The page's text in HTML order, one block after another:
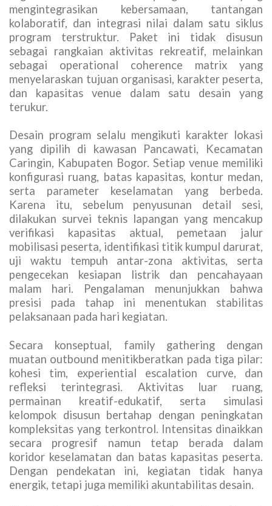
mengintegrasikan kebersamaan, tantangan
kolaboratif, dan integrasi nilai dalam satu siklus
program terstruktur. Paket ini tidak disusun
sebagai rangkaian aktivitas rekreatif, melainkan
sebagai operational coherence matrix yang
menyelaraskan tujuan organisasi, karakter peserta,
dan kapasitas venue dalam satu desain yang
terukur.
Desain program selalu mengikuti karakter lokasi
yang dipilih di kawasan Pancawati, Kecamatan
Caringin, Kabupaten Bogor. Setiap venue memiliki
konfigurasi ruang, batas kapasitas, kontur medan,
serta parameter keselamatan yang berbeda.
Karena itu, sebelum penyusunan detail sesi,
dilakukan survei teknis lapangan yang mencakup
verifikasi kapasitas aktual, pemetaan jalur
mobilisasi peserta, identifikasi titik kumpul darurat,
uji waktu tempuh antar-zona aktivitas, serta
pengecekan kesiapan listrik dan pencahayaan
malam hari. Pengalaman menunjukkan bahwa
presisi pada tahap ini menentukan stabilitas
pelaksanaan pada hari kegiatan.
Secara konseptual, family gathering dengan
muatan outbound menitikberatkan pada tiga pilar:
kohesi tim, experiential escalation curve, dan
refleksi terintegrasi. Aktivitas luar ruang,
permainan kreatif-edukatif, serta simulasi
kelompok disusun bertahap dengan peningkatan
kompleksitas yang terkontrol. Intensitas dinaikkan
secara progresif namun tetap berada dalam
koridor keselamatan dan batas kapasitas peserta.
Dengan pendekatan ini, kegiatan tidak hanya
energik, tetapi juga memiliki akuntabilitas desain.